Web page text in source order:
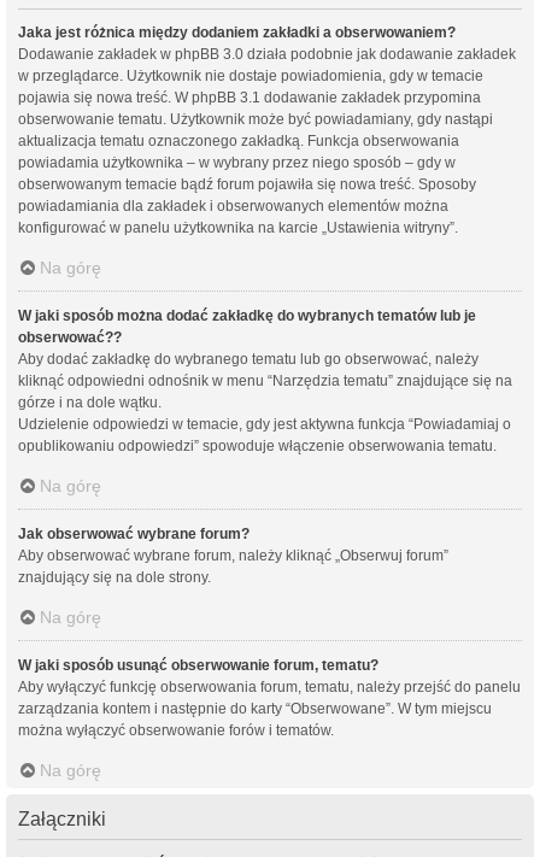
Jaka jest różnica między dodaniem zakładki a obserwowaniem?
Dodawanie zakładek w phpBB 3.0 działa podobnie jak dodawanie zakładek
w przeglądarce. Użytkownik nie dostaje powiadomienia, gdy w temacie
pojawia się nowa treść. W phpBB 3.1 dodawanie zakładek przypomina
obserwowanie tematu. Użytkownik może być powiadamiany, gdy nastąpi
aktualizacja tematu oznaczonego zakładką. Funkcja obserwowania
powiadamia użytkownika – w wybrany przez niego sposób – gdy w
obserwowanym temacie bądź forum pojawiła się nowa treść. Sposoby
powiadamiania dla zakładek i obserwowanych elementów można
konfigurować w panelu użytkownika na karcie „Ustawienia witryny”.
Na górę
W jaki sposób można dodać zakładkę do wybranych tematów lub je
obserwować??
Aby dodać zakładkę do wybranego tematu lub go obserwować, należy
kliknąć odpowiedni odnośnik w menu “Narzędzia tematu” znajdujące się na
górze i na dole wątku.
Udzielenie odpowiedzi w temacie, gdy jest aktywna funkcja “Powiadamiaj o
opublikowaniu odpowiedzi” spowoduje włączenie obserwowania tematu.
Na górę
Jak obserwować wybrane forum?
Aby obserwować wybrane forum, należy kliknąć „Obserwuj forum”
znajdujący się na dole strony.
Na górę
W jaki sposób usunąć obserwowanie forum, tematu?
Aby wyłączyć funkcję obserwowania forum, tematu, należy przejść do panelu
zarządzania kontem i następnie do karty “Obserwowane”. W tym miejscu
można wyłączyć obserwowanie forów i tematów.
Na górę
Załączniki